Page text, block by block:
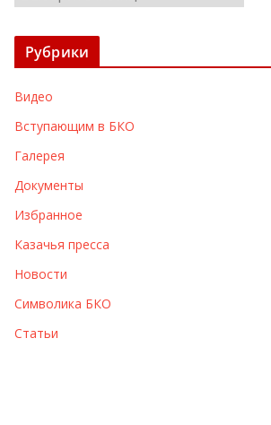
р
х
ы
Рубрики
Видео
Вступающим в БКО
Галерея
Документы
Избранное
Казачья пресса
Новости
Символика БКО
Статьи